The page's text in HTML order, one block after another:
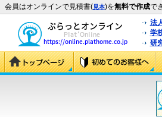
会員はオンラインで見積書(見本)を無料で作成で
法
学
研